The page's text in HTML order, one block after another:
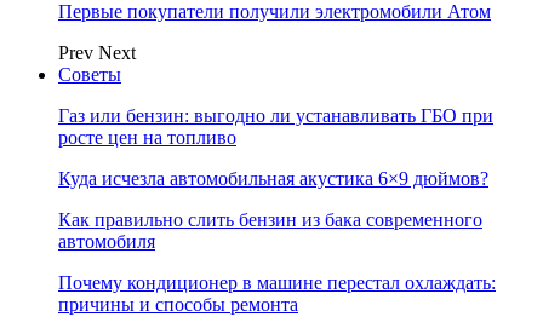
Первые покупатели получили электромобили Атом
Prev Next
Советы
Газ или бензин: выгодно ли устанавливать ГБО при
росте цен на топливо
Куда исчезла автомобильная акустика 6×9 дюймов?
Как правильно слить бензин из бака современного
автомобиля
Почему кондиционер в машине перестал охлаждать:
причины и способы ремонта